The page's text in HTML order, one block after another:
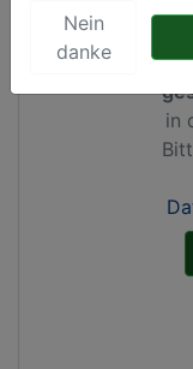
in
Nein
danke